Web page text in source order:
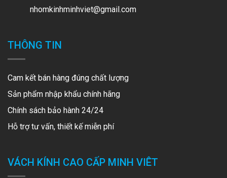
nhomkinhminhviet@gmail.com
THÔNG TIN
Cam kết bán hàng đúng chất lượng
Sản phẩm nhập khẩu chính hãng
Chính sách bảo hành 24/24
Hỗ trợ tư vấn, thiết kế miễn phí
VÁCH KÍNH CAO CẤP MINH VIÊT